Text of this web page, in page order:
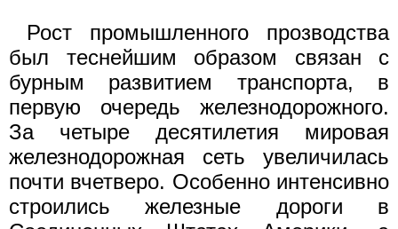
Рост промышленного прозводства
был теснейшим образом связан с
бурным развитием транспорта, в
первую очередь железнодорожного.
За четыре десятилетия мировая
железнодорожная сеть увеличилась
почти вчетверо. Особенно интенсивно
строились железные дороги в